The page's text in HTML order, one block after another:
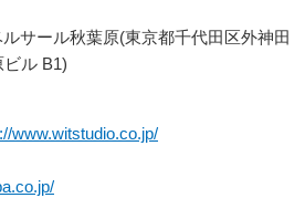
サール秋葉原(東京都千代田区外神田
ル B1)
www.witstudio.co.jp/